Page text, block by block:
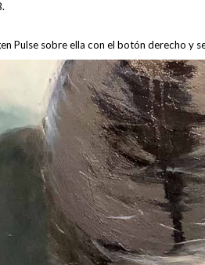
Pulse sobre ella con el botón derecho y